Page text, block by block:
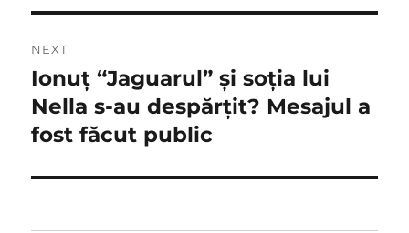
NEXT
Next
post:
Ionuț “Jaguarul” și soția lui
Nella s-au despărțit? Mesajul a
fost făcut public